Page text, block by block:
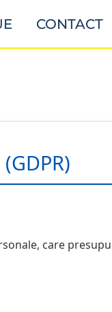
CONTACT
care